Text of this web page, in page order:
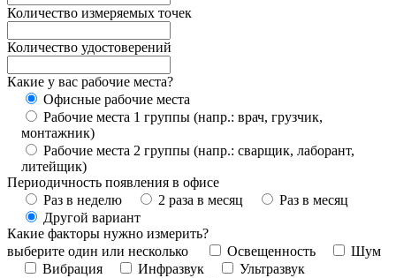
Количество измеряемых точек
Количество удостоверений
Какие у вас рабочие места?
Офисные рабочие места
Рабочие места 1 группы (напр.: врач, грузчик,
монтажник)
Рабочие места 2 группы (напр.: сварщик, лаборант,
литейщик)
Периодичность появления в офисе
Раз в неделю
2 раза в месяц
Раз в месяц
Другой вариант
Какие факторы нужно измерить?
выберите один или несколько
Освещенность
Шум
Вибрация
Инфразвук
Ультразвук